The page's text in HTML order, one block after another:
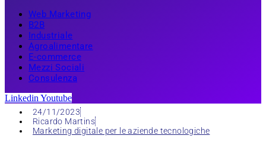
Web Marketing
B2B
Industriale
Agroalimentare
E-commerce
Mezzi Sociali
Consulenza
Linkedin Youtube
24/11/2023
Ricardo Martins
Marketing digitale per le aziende tecnologiche